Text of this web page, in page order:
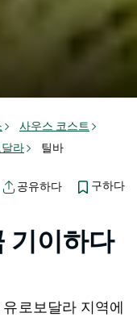
사우스 코스트
라
틸바
공유하다 구하다
기이하다
로보달라 지역에